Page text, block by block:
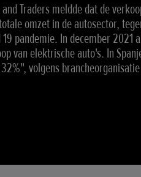
Traders meldde dat de
omzet in de autosector,
pandemie. In december 2021
van elektrische auto's. In
volgens brancheorganisatie